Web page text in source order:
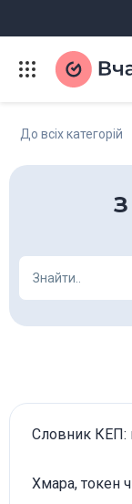
До всіх категорій
Знайти..
Словник КЕП:
Хмара, токен